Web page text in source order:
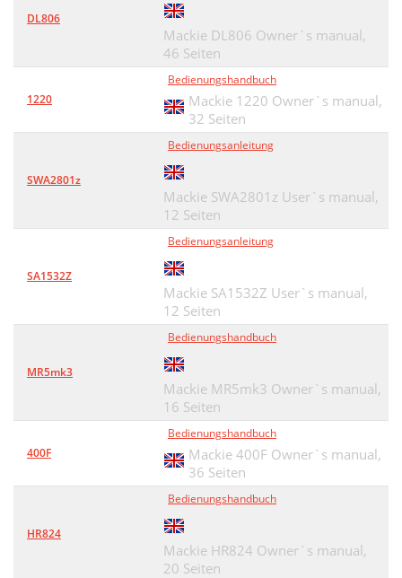
DL806
Mackie DL806 Owner`s manual,
46 Seiten
1220
Bedienungshandbuch
Mackie 1220 Owner`s manual,
32 Seiten
SWA2801z
Bedienungsanleitung
Mackie SWA2801z User`s manual,
12 Seiten
SA1532Z
Bedienungsanleitung
Mackie SA1532Z User`s manual,
12 Seiten
MR5mk3
Bedienungshandbuch
Mackie MR5mk3 Owner`s manual,
16 Seiten
400F
Bedienungshandbuch
Mackie 400F Owner`s manual,
36 Seiten
HR824
Bedienungshandbuch
Mackie HR824 Owner`s manual,
20 Seiten